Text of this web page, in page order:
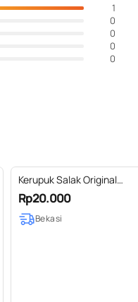
1
0
0
0
0
Kerupuk Salak Original
SALAKU®️
Rp20.000
Bekasi